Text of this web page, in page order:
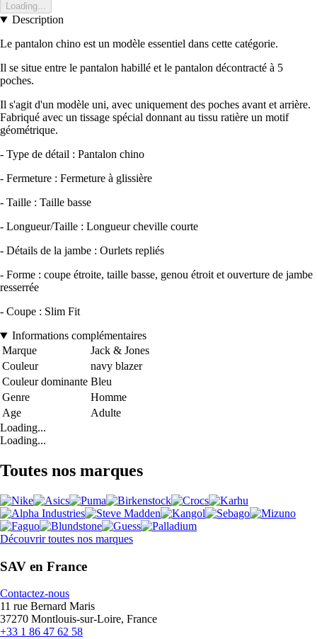
Loading...
Description
Le pantalon chino est un modèle essentiel dans cette catégorie.
Il se situe entre le pantalon habillé et le pantalon décontracté à 5
poches.
Il s'agit d'un modèle uni, avec uniquement des poches avant et arrière.
Fabriqué avec un tissage spécial donnant au tissu ratière un motif
géométrique.
- Type de détail : Pantalon chino
- Fermeture : Fermeture à glissière
- Taille : Taille basse
- Longueur/Taille : Longueur cheville courte
- Détails de la jambe : Ourlets repliés
- Forme : coupe étroite, taille basse, genou étroit et ouverture de jambe
resserrée
- Coupe : Slim Fit
Informations complémentaires
Marque
Jack & Jones
Couleur
navy blazer
Couleur dominante Bleu
Genre
Homme
Age
Adulte
Loading...
Loading...
Toutes nos marques
Découvrir toutes nos marques
SAV en France
Contactez-nous
11 rue Bernard Maris
37270 Montlouis-sur-Loire, France
+33 1 86 47 62 58